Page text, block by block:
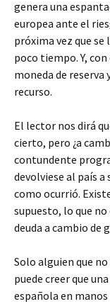
genera una
europea ante el
próxima vez que
poco tiempo. Y,
moneda de
recurso.
El lector nos dirá
cierto, pero ¿a
contundente
devolviese al país
como ocurrió.
supuesto, lo que
deuda a cambio de
Solo alguien que
puede creer que
española en manos